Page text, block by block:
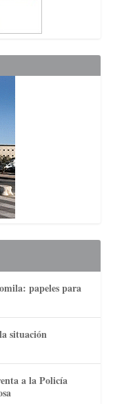
papeles para
situación
a la Policía